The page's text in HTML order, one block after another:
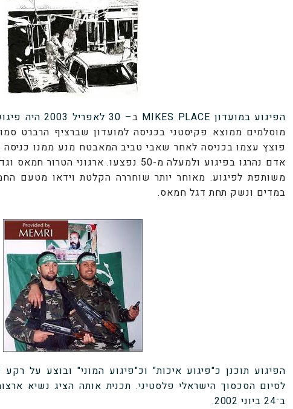
הפיגוע במועדון MIKES PLACE ב– 30 לאפריל 2003 היה
מוסלמים ממוצא פקיסטני בכניסה למועדון שברציף הרברט
פוצץ עצמו בכניסה לאחר שאבי טביב המאבטח מנע ממנו כניסה
אדם נהרגו בפיגוע ולמעלה מ-50 נפצעו. ארגוני הטרור
חמאס
משותפת לפיגוע. מאוחר יותר שוחררה הקלטת וידאו מטעם
במדים ונשק תחת דגל חמאס.
הפיגוע תוכנן כ"פיגוע איכות" וכ"פיגוע המוני" ובוצע על
לסיום הסכסוך הישראלי פלסטיני. תכנית אותה הציג נשיא
ב־24 ביוני 2002.